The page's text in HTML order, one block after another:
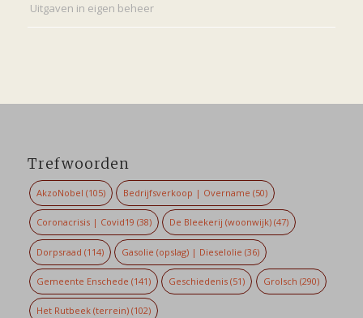
Uitgaven in eigen beheer
Trefwoorden
AkzoNobel (105) Bedrijfsverkoop | Overname (50)
Coronacrisis | Covid19 (38) De Bleekerij (woonwijk) (47)
Dorpsraad (114) Gasolie (opslag) | Dieselolie (36)
Gemeente Enschede (141) Geschiedenis (51) Grolsch (290)
Het Rutbeek (terrein)(102)